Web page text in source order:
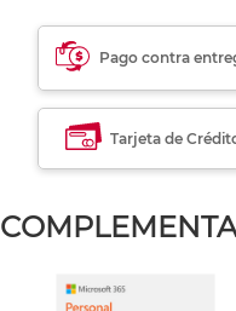
Pago contra
Tarjeta de